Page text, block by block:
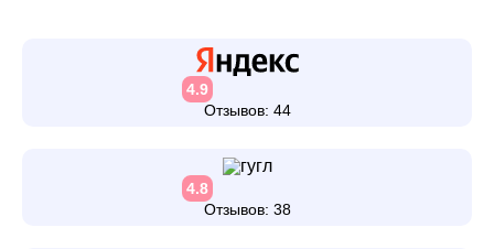
4.9
Отзывов: 44
4.8
Отзывов: 38